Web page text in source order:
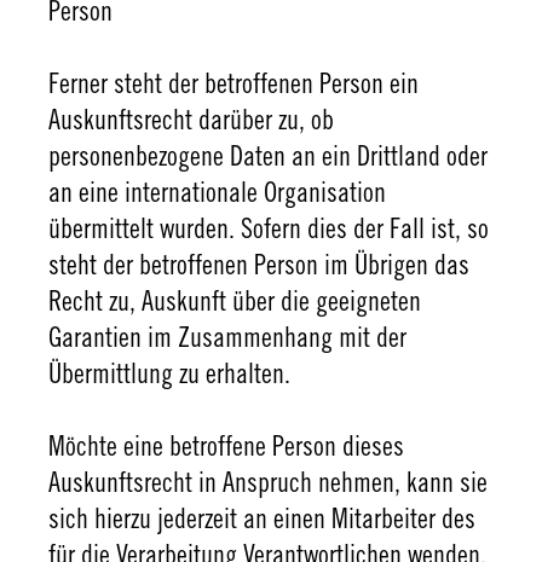
Person
Ferner steht der betroffenen Person ein
Auskunftsrecht darüber zu, ob
personenbezogene Daten an ein Drittland oder
an eine internationale Organisation
übermittelt wurden. Sofern dies der Fall ist, so
steht der betroffenen Person im Übrigen das
Recht zu, Auskunft über die geeigneten
Garantien im Zusammenhang mit der
Übermittlung zu erhalten.
Möchte eine betroffene Person dieses
Auskunftsrecht in Anspruch nehmen, kann sie
sich hierzu jederzeit an einen Mitarbeiter des